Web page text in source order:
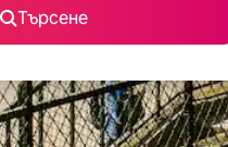
Търсене